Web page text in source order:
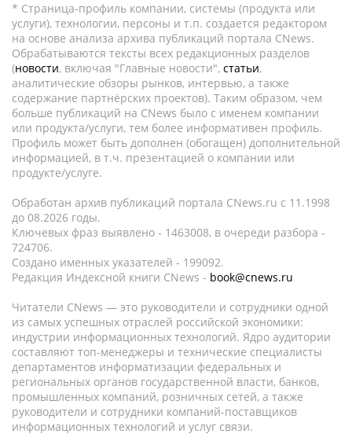
* Страница-профиль компании, системы (продукта или
услуги), технологии, персоны и т.п. создается редактором
на основе анализа архива публикаций портала CNews.
Обрабатываются тексты всех редакционных разделов
(новости, включая "Главные новости", статьи,
аналитические обзоры рынков, интервью, а также
содержание партнёрских проектов). Таким образом, чем
больше публикаций на CNews было с именем компании
или продукта/услуги, тем более информативен профиль.
Профиль может быть дополнен (обогащен) дополнительной
информацией, в т.ч. презентацией о компании или
продукте/услуге.
Обработан архив публикаций портала CNews.ru c 11.1998
до 08.2026 годы.
Ключевых фраз выявлено - 1463008, в очереди разбора -
724706.
Создано именных указателей - 199092.
Редакция Индексной книги CNews - book@cnews.ru
Читатели CNews — это руководители и сотрудники одной
из самых успешных отраслей российской экономики:
индустрии информационных технологий. Ядро аудитории
составляют топ-менеджеры и технические специалисты
департаментов информатизации федеральных и
региональных органов государственной власти, банков,
промышленных компаний, розничных сетей, а также
руководители и сотрудники компаний-поставщиков
информационных технологий и услуг связи.